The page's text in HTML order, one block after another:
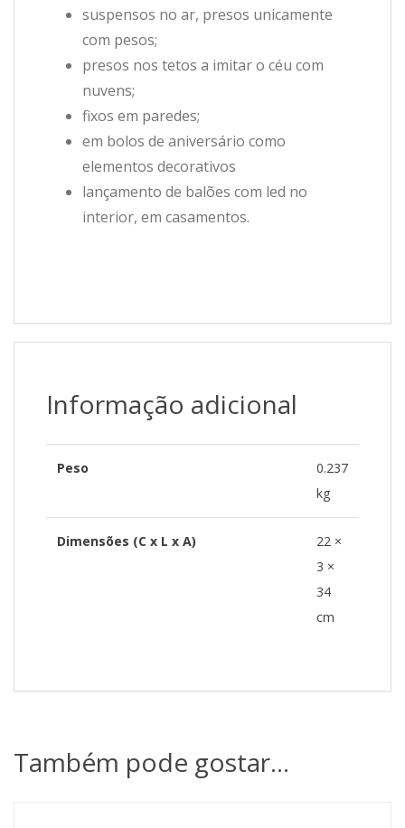
suspensos no ar, presos unicamente
com pesos;
presos nos tetos a imitar o céu com
nuvens;
fixos em paredes;
em bolos de aniversário como
elementos decorativos
lançamento de balões com led no
interior, em casamentos.
Informação adicional
Peso
0.237
kg
Dimensões (C x L x A)
22 ×
3 ×
34
cm
Também pode gostar…